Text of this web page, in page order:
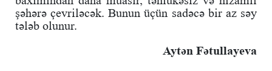
şəhərə çevriləcək. Bunun üçün sadəcə bir az səy
tələb olunur.
Aytən Fətullayeva